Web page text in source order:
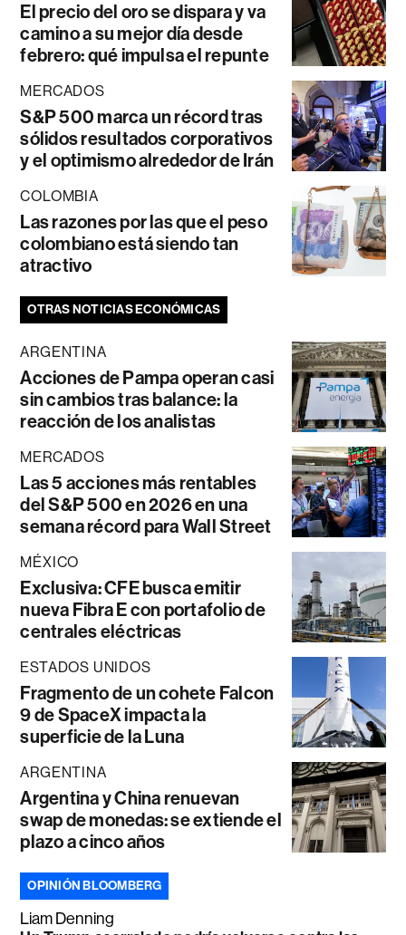
El precio del oro se dispara y va
camino a su mejor día desde
febrero: qué impulsa el repunte
MERCADOS
S&P 500 marca un récord tras
sólidos resultados corporativos
y el optimismo alrededor de Irán
COLOMBIA
Las razones por las que el peso
colombiano está siendo tan
atractivo
OTRAS NOTICIAS ECONÓMICAS
ARGENTINA
Acciones de Pampa operan casi
sin cambios tras balance: la
reacción de los analistas
MERCADOS
Las 5 acciones más rentables
del S&P 500 en 2026 en una
semana récord para Wall Street
MÉXICO
Exclusiva: CFE busca emitir
nueva Fibra E con portafolio de
centrales eléctricas
ESTADOS UNIDOS
Fragmento de un cohete Falcon
9 de SpaceX impacta la
superficie de la Luna
ARGENTINA
Argentina y China renuevan
swap de monedas: se extiende el
plazo a cinco años
OPINIÓN BLOOMBERG
Liam Denning